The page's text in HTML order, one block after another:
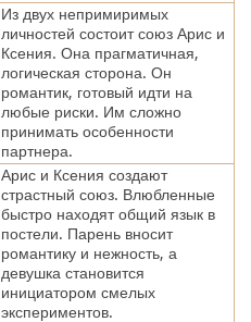
Из двух непримиримых
личностей состоит союз Арис и
Ксения. Она прагматичная,
логическая сторона. Он
романтик, готовый идти на
любые риски. Им сложно
принимать особенности
партнера.
Арис и Ксения создают
страстный союз. Влюбленные
быстро находят общий язык в
постели. Парень вносит
романтику и нежность, а
девушка становится
инициатором смелых
экспериментов.